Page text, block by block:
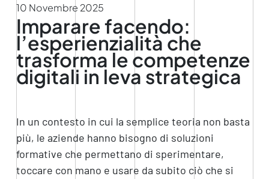
10 Novembre 2025
Imparare facendo:
l’esperienzialità che
trasforma le competenze
digitali in leva strategica
In un contesto in cui la semplice teoria non basta
più, le aziende hanno bisogno di soluzioni
formative che permettano di sperimentare,
toccare con mano e usare da subito ciò che si